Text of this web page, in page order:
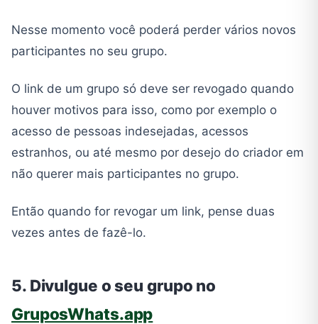
Nesse momento você poderá perder vários novos
participantes no seu grupo.
O link de um grupo só deve ser revogado quando
houver motivos para isso, como por exemplo o
acesso de pessoas indesejadas, acessos
estranhos, ou até mesmo por desejo do criador em
não querer mais participantes no grupo.
Então quando for revogar um link, pense duas
vezes antes de fazê-lo.
5. Divulgue o seu grupo no
GruposWhats.app